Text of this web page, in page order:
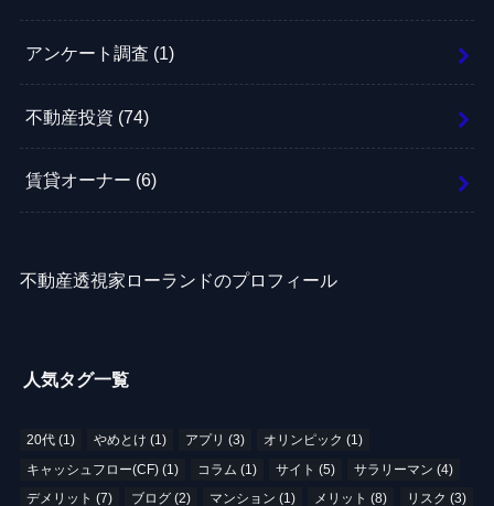
アンケート調査 (1)
不動産投資 (74)
賃貸オーナー (6)
不動産透視家ローランドのプロフィール
人気タグ一覧
20代(1) やめとけ (1) アプリ (3) オリンピック (1)
キャッシュフロー(CF)(1) コラム (1) サイト (5) サラリーマン (4)
デメリット (7) ブログ (2) マンション (1) メリット (8) リスク (3)